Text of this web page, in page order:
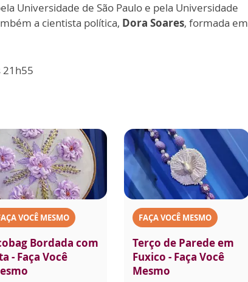
Universidade de São Paulo e pela Universidade
a cientista política, Dora Soares, formada em
21h55
VOCÊ MESMO
Bordada com
- Faça Você
FAÇA VOCÊ MESMO
Terço de Parede em
Fuxico - Faça Você
Mesmo